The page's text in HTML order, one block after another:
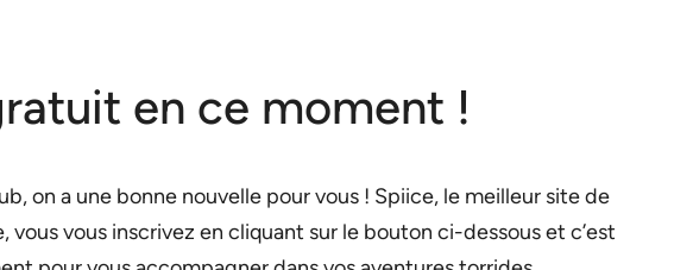
en ce moment !
on a une bonne nouvelle pour vous ! Spiice, le meilleur site de
vous inscrivez en cliquant sur le bouton ci-dessous et c’est